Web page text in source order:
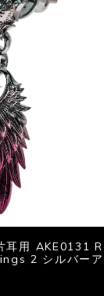
耳用 AKE0131
2 シルバーア